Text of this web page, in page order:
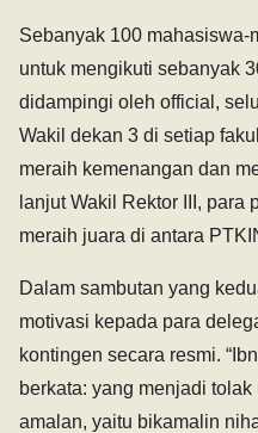
Sebanyak 100
untuk mengikuti sebanyak
didampingi oleh official,
Wakil dekan 3 di setiap
meraih kemenangan dan
lanjut Wakil Rektor III, para
meraih juara di antara
Dalam sambutan yang
motivasi kepada para
kontingen secara resmi.
berkata: yang menjadi
amalan, yaitu bikamalin